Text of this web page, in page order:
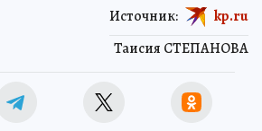
Таисия СТЕПАНОВА
Источник: kp.ru